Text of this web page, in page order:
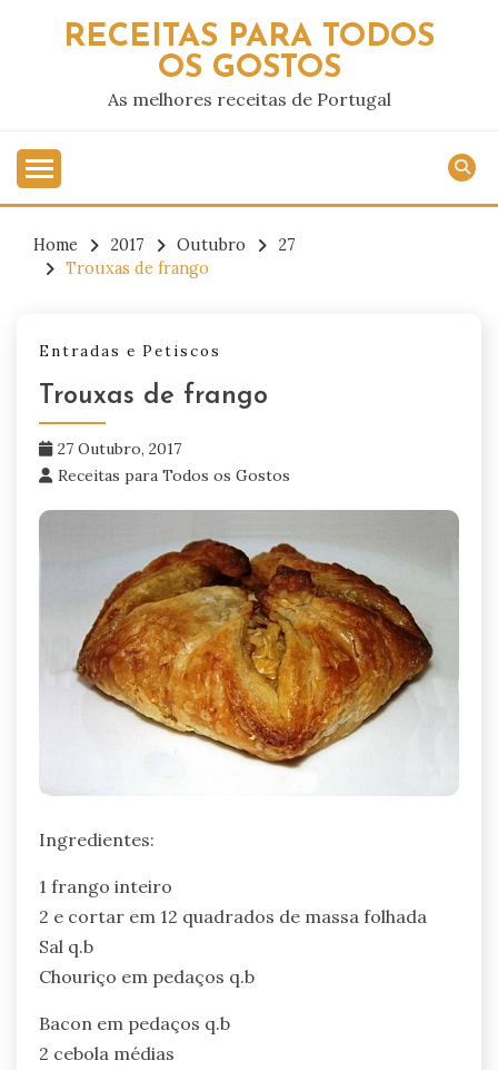
RECEITAS PARA TODOS
OS GOSTOS
As melhores receitas de Portugal
Home 2017 Outubro
27
Trouxas de frango
Entradas e Petiscos
Trouxas de frango
27 Outubro, 2017
Receitas para Todos os Gostos
Ingredientes:
1 frango inteiro
2 e cortar em 12 quadrados de massa folhada
Sal q.b
Chouriço em pedaços q.b
Bacon em pedaços q.b
2 cebola médias